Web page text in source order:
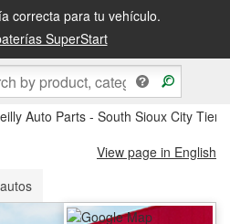
correcta para tu vehículo.
SuperStart
siguiente o recógela en la tienda
Auto Parts - South Sioux City
View page in English